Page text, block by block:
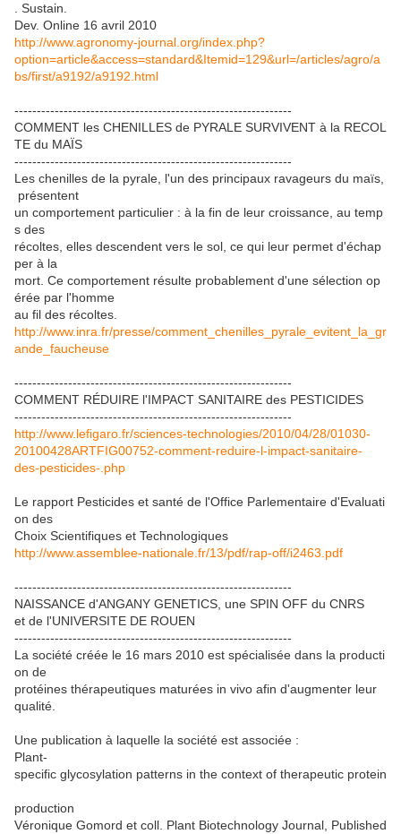
. Sustain.
Dev. Online 16 avril 2010
http://www.agronomy-journal.org/index.php?
option=article&access=standard&Itemid=129&url=/articles/agro/a
bs/first/a9192/a9192.html
--------------------------------------------------------------
COMMENT les CHENILLES de PYRALE SURVIVENT à la RECOL
TE du MAÏS
--------------------------------------------------------------
Les chenilles de la pyrale, l'un des principaux ravageurs du maïs,
présentent
un comportement particulier : à la fin de leur croissance, au temp
s des
récoltes, elles descendent vers le sol, ce qui leur permet d'échap
per à la
mort. Ce comportement résulte probablement d'une sélection op
érée par l'homme
au fil des récoltes.
http://www.inra.fr/presse/comment_chenilles_pyrale_evitent_la_gr
ande_faucheuse
--------------------------------------------------------------
COMMENT RÉDUIRE l'IMPACT SANITAIRE des PESTICIDES
--------------------------------------------------------------
http://www.lefigaro.fr/sciences-technologies/2010/04/28/01030-
20100428ARTFIG00752-comment-reduire-l-impact-sanitaire-
des-pesticides-.php
Le rapport Pesticides et santé de l'Office Parlementaire d'Evaluati
on des
Choix Scientifiques et Technologiques
http://www.assemblee-nationale.fr/13/pdf/rap-off/i2463.pdf
--------------------------------------------------------------
NAISSANCE d'ANGANY GENETICS, une SPIN OFF du CNRS
et de l'UNIVERSITE DE ROUEN
--------------------------------------------------------------
La société créée le 16 mars 2010 est spécialisée dans la producti
on de
protéines thérapeutiques maturées in vivo afin d'augmenter leur
qualité.
Une publication à laquelle la société est associée :
Plant-
specific glycosylation patterns in the context of therapeutic protein
production
Véronique Gomord et coll. Plant Biotechnology Journal, Published